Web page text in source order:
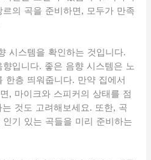
의 곡을 준비하면, 모두가 만족
시스템을 확인하는 것입니다.
입니다. 좋은 음향 시스템은 노
한층 띄워줍니다. 만약 집에서
, 마이크와 스피커의 상태를 점
것도 고려해보세요. 또한, 곡
기 있는 곡들을 미리 준비하는